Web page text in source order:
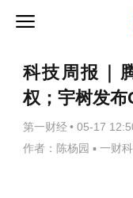
科技周报｜
权；宇树发布
第一财经 • 05-17
作者：陈杨园 ▪ 一财